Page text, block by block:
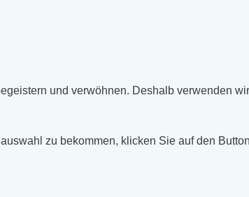
und verwöhnen. Deshalb verwenden
zu bekommen, klicken Sie auf den